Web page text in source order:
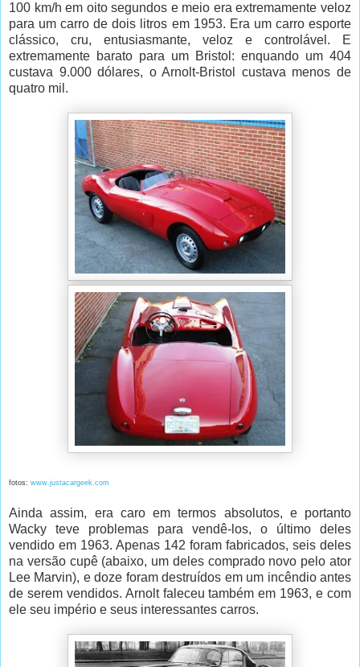
100 km/h em oito segundos e meio era extremamente veloz
para um carro de dois litros em 1953. Era um carro esporte
clássico, cru, entusiasmante, veloz e controlável. E
extremamente barato para um Bristol: enquando um 404
custava 9.000 dólares, o Arnolt-Bristol custava menos de
quatro mil.
fotos: www.justacargeek.com
Ainda assim, era caro em termos absolutos, e portanto
Wacky teve problemas para vendê-los, o último deles
vendido em 1963. Apenas 142 foram fabricados, seis deles
na versão cupê (abaixo, um deles comprado novo pelo ator
Lee Marvin), e doze foram destruídos em um incêndio antes
de serem vendidos. Arnolt faleceu também em 1963, e com
ele seu império e seus interessantes carros.